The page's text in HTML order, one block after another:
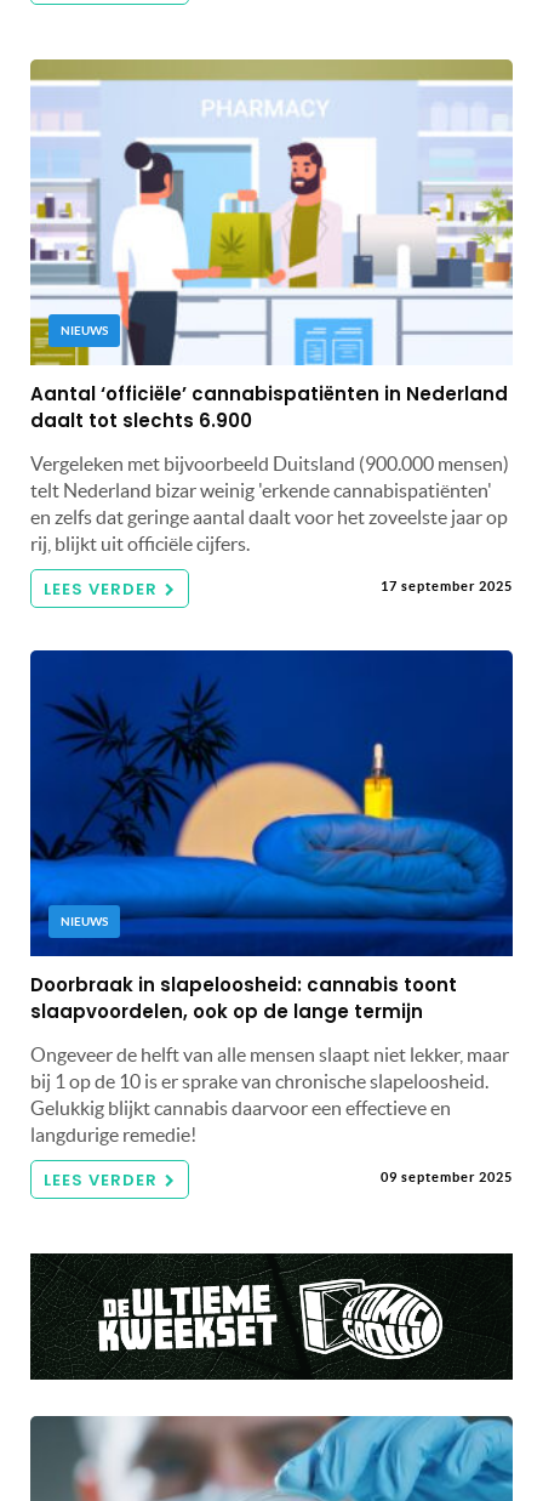
NIEUWS
Aantal ‘officiële’ cannabispatiënten in Nederland
daalt tot slechts 6.900
Vergeleken met bijvoorbeeld Duitsland (900.000 mensen)
telt Nederland bizar weinig 'erkende cannabispatiënten'
en zelfs dat geringe aantal daalt voor het zoveelste jaar op
rij, blijkt uit officiële cijfers.
LEES VERDER 17 september 2025
NIEUWS
Doorbraak in slapeloosheid: cannabis toont
slaapvoordelen, ook op de lange termijn
Ongeveer de helft van alle mensen slaapt niet lekker, maar
bij 1 op de 10 is er sprake van chronische slapeloosheid.
Gelukkig blijkt cannabis daarvoor een effectieve en
langdurige remedie!
LEES VERDER 09 september 2025